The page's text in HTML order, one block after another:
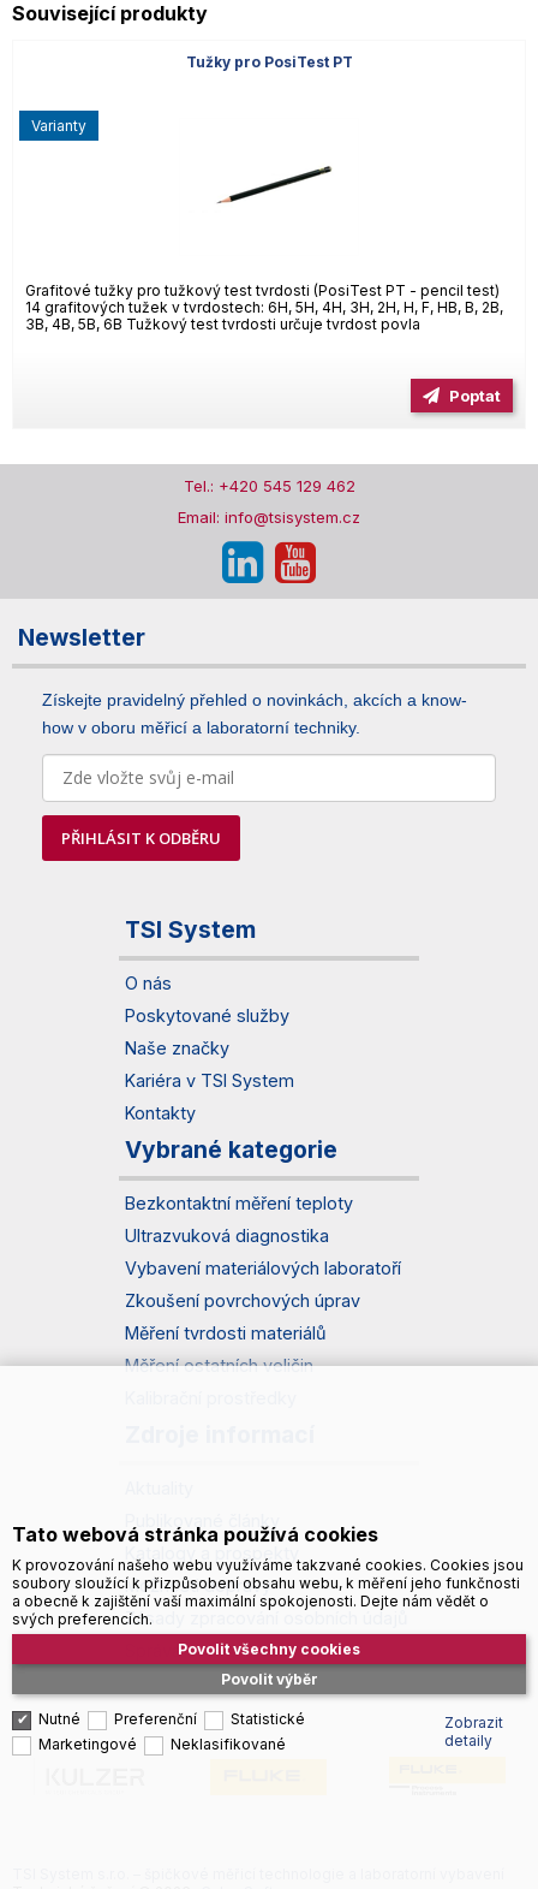
Související produkty
Tužky pro PosiTest PT
Grafitové tužky pro tužkový test tvrdosti (PosiTest PT - pencil test)
14 grafitových tužek v tvrdostech: 6H, 5H, 4H, 3H, 2H, H, F, HB, B, 2B,
3B, 4B, 5B, 6B Tužkový test tvrdosti určuje tvrdost povla
varianty
Poptat
Tel.: +420 545 129 462
Email: info@tsisystem.cz
Newsletter
Získejte pravidelný přehled o novinkách, akcích a know-
how v oboru měřicí a laboratorní techniky.
PŘIHLÁSIT K ODBĚRU
TSI System
O nás
Poskytované služby
Naše značky
Kariéra v TSI System
Kontakty
Vybrané kategorie
Bezkontaktní měření teploty
Ultrazvuková diagnostika
Vybavení materiálových laboratoří
Zkoušení povrchových úprav
Měření tvrdosti materiálů
Měření ostatních veličin
Možnosti dopravy
Zásady zpracování osobních údajů
Správa souborů cookies
Tato webová stránka používá cookies
K provozování našeho webu využíváme takzvané cookies. Cookies jsou
soubory sloužící k přizpůsobení obsahu webu, k měření jeho funkčnosti
a obecně k zajištění vaší maximální spokojenosti. Dejte nám vědět o
svých preferencích.
Povolit výběr
Povolit všechny cookies
Nutné Preferenční
Statistické
Marketingové
Neklasifikované
Zobrazit
detaily